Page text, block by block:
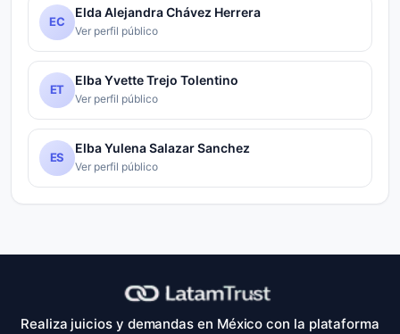
EC
Elda Alejandra Chávez Herrera
Ver perfil público
ET
Elba Yvette Trejo Tolentino
Ver perfil público
ES
Elba Yulena Salazar Sanchez
Ver perfil público
Realiza juicios y demandas en México con la plataforma